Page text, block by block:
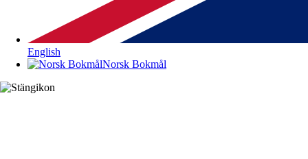
English
Norsk Bokmål